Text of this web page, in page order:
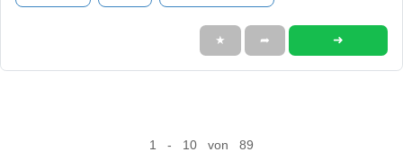
★ ➦ ➜
1 - 10 von 89